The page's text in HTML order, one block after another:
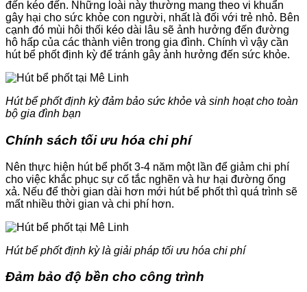
đến kéo đến. Những loài này thường mang theo vi khuẩn
gây hại cho sức khỏe con người, nhất là đối với trẻ nhỏ. Bên
cạnh đó mùi hôi thối kéo dài lâu sẽ ảnh hưởng đến đường
hô hấp của các thành viên trong gia đình. Chính vì vậy cần
hút bể phốt định kỳ để tránh gây ảnh hưởng đến sức khỏe.
Hút bể phốt định kỳ đảm bảo sức khỏe và sinh hoạt cho toàn
bộ gia đình bạn
Chính sách tối ưu hóa chi phí
Nên thực hiện hút bể phốt 3-4 năm một lần để giảm chi phí
cho việc khắc phục sự cố tắc nghẽn và hư hại đường ống
xả. Nếu để thời gian dài hơn mới hút bể phốt thì quá trình sẽ
mất nhiều thời gian và chi phí hơn.
Hút bể phốt định kỳ là giải pháp tối ưu hóa chi phí
Đảm bảo độ bền cho công trình